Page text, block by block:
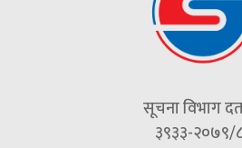
सूचना विभाग
३९३३-२०७९/